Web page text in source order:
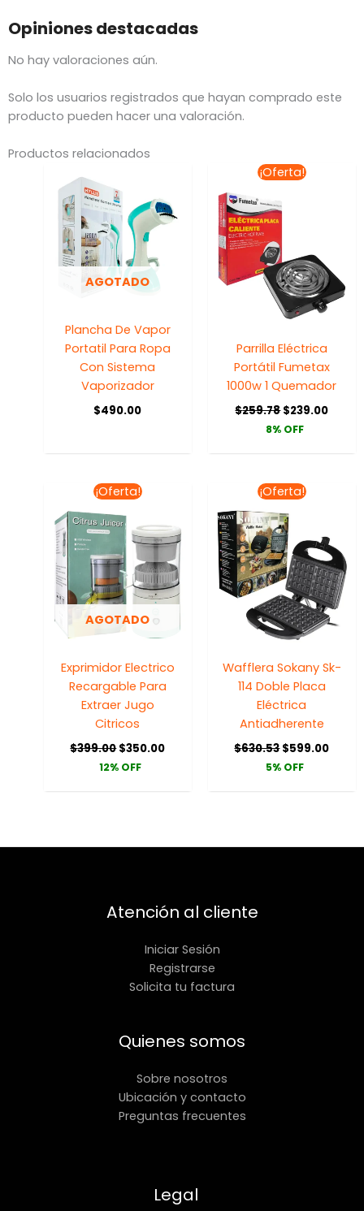
Opiniones destacadas
No hay valoraciones aún.
Solo los usuarios registrados que hayan comprado este
producto pueden hacer una valoración.
Productos relacionados
AGOTADO
Plancha De Vapor
Portatil Para Ropa
Con Sistema
Vaporizador
$490.00
¡Oferta!
Parrilla Eléctrica
Portátil Fumetax
1000w 1 Quemador
$259.78
El
precio
$239.00
8% OFF
¡Oferta!
AGOTADO
Exprimidor Electrico
Recargable Para
Extraer Jugo
Citricos
$399.00
El
precio
original
era:
$399.00.
$350.00
es:
$350.00.
12% OFF
¡Oferta!
Wafflera Sokany Sk-
114 Doble Placa
Eléctrica
Antiadherente
$630.53
El
precio
original
era:
$630.53.
$599.00
5% OFF
Atención al cliente
Iniciar Sesión
Registrarse
Solicita tu factura
Quienes somos
Sobre nosotros
Ubicación y contacto
Preguntas frecuentes
Legal